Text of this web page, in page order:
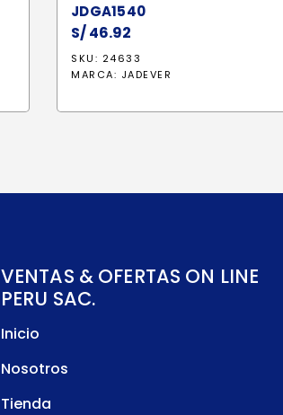
JDGA1540
S/46.92
SKU: 24633
MARCA: JADEVER
VENTAS & OFERTAS ON LINE
PERU SAC.
Inicio
Nosotros
Tienda